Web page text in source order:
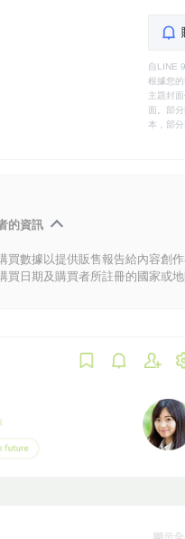
自LINE
根據您
主題封
面。部
本，部
的資訊
買數據以提供販售報告給內容創作
買日期及購買者所註冊的國家或